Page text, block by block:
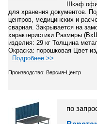
Шкаф
для хранения документов.
центров, медицинских и
сварная. Закрывается на
характеристики Размеры
изделия: 29 кг Толщина
Окраска: порошковая Цвет
Подробнее >>
Производство: Версия-Центр
по